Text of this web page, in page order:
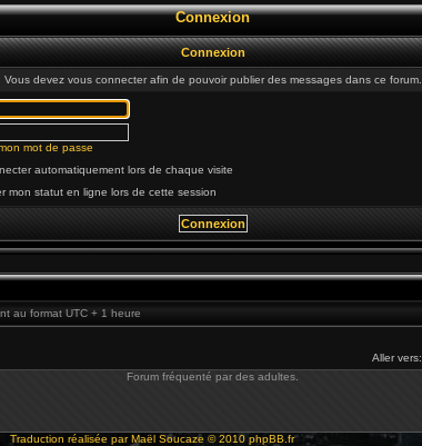
Connexion
Connexion
Vous devez vous connecter afin de pouvoir publier des messages dans ce forum.
mot de passe
automatiquement lors de chaque visite
mon statut en ligne lors de cette session
au format UTC + 1 heure
Aller vers:
Forum fréquenté par des adultes.
Traduction réalisée parMaël Soucaze © 2010 phpBB.fr